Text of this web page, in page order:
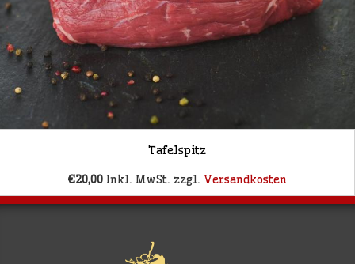
Tafelspitz
€20,00 Inkl. MwSt. zzgl. Versandkosten